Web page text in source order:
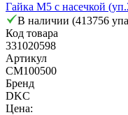
Гайка М5 с насечкой
В наличии (413756
Код товара
331020598
Артикул
CM100500
Бренд
DKC
Цена: